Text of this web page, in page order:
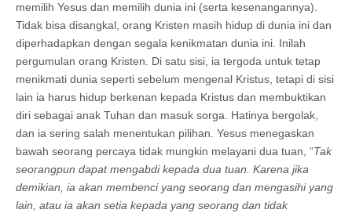
memilih Yesus dan memilih dunia ini (serta kesenangannya).
Tidak bisa disangkal, orang Kristen masih hidup di dunia ini dan
diperhadapkan dengan segala kenikmatan dunia ini. Inilah
pergumulan orang Kristen. Di satu sisi, ia tergoda untuk tetap
menikmati dunia seperti sebelum mengenal Kristus, tetapi di sisi
lain ia harus hidup berkenan kepada Kristus dan membuktikan
diri sebagai anak Tuhan dan masuk sorga. Hatinya bergolak,
dan ia sering salah menentukan pilihan. Yesus menegaskan
bawah seorang percaya tidak mungkin melayani dua tuan, “Tak
seorangpun dapat mengabdi kepada dua tuan. Karena jika
demikian, ia akan membenci yang seorang dan mengasihi yang
lain, atau ia akan setia kepada yang seorang dan tidak